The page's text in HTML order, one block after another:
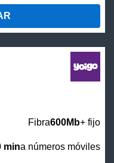
Fibra600Mb+ fijo
mina números móviles